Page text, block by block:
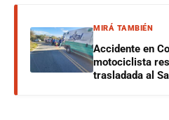
MIRÁ TAMBIÉN
Accidente en
motociclista
trasladada al